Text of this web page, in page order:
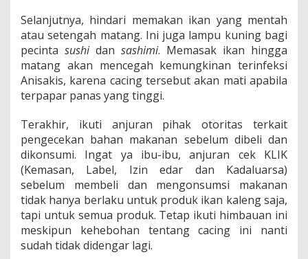
Selanjutnya, hindari memakan ikan yang mentah
atau setengah matang. Ini juga lampu kuning bagi
pecinta sushidan sashimi. Memasak ikan hingga
matang akan mencegah kemungkinan terinfeksi
Anisakis, karena cacing tersebut akan mati apabila
terpapar panas yang tinggi.
Terakhir, ikuti anjuran pihak otoritas terkait
pengecekan bahan makanan sebelum dibeli dan
dikonsumi. Ingat ya ibu-ibu, anjuran cek KLIK
(Kemasan, Label, Izin edar dan Kadaluarsa)
sebelum membeli dan mengonsumsi makanan
tidak hanya berlaku untuk produk ikan kaleng saja,
tapi untuk semua produk. Tetap ikuti himbauan ini
meskipun kehebohan tentang cacing ini nanti
sudah tidak didengar lagi.